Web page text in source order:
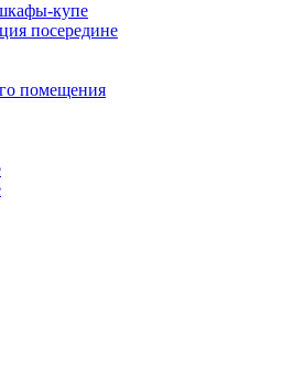
купе
посередине
помещения